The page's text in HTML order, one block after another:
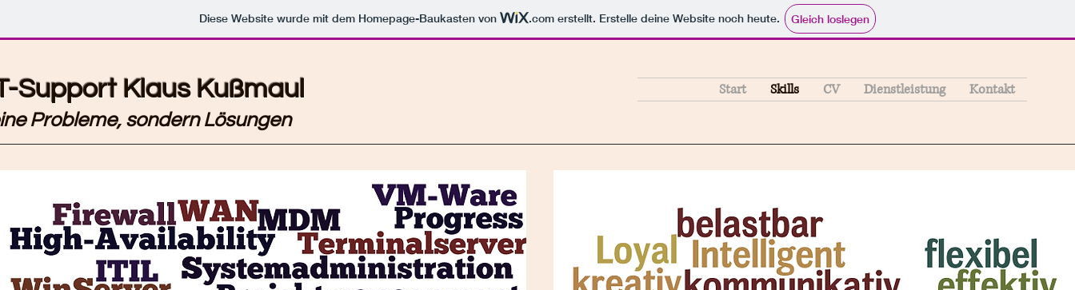
Diese Website wurde mit dem Homepage-Baukasten von .com erstellt. Erstelle deine Website noch heute. Gleich loslegen
Start Skills CV Dienstleistung Kontakt
Probleme, sondern Lösungen
Support Klaus Kußmaul